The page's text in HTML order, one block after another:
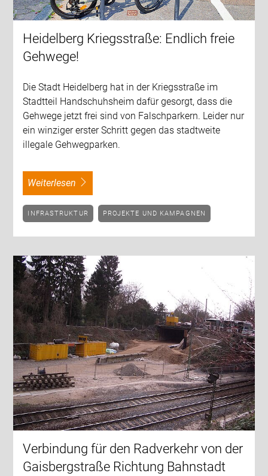
Heidelberg Kriegsstraße: Endlich freie
Gehwege!
Die Stadt Heidelberg hat in der Kriegsstraße im
Stadtteil Handschuhsheim dafür gesorgt, dass die
Gehwege jetzt frei sind von Falschparkern. Leider nur
ein winziger erster Schritt gegen das stadtweite
illegale Gehwegparken.
weiterlesen
INFRASTRUKTUR PROJEKTE UND KAMPAGNEN
Verbindung für den Radverkehr von der
Gaisbergstraße Richtung Bahnstadt